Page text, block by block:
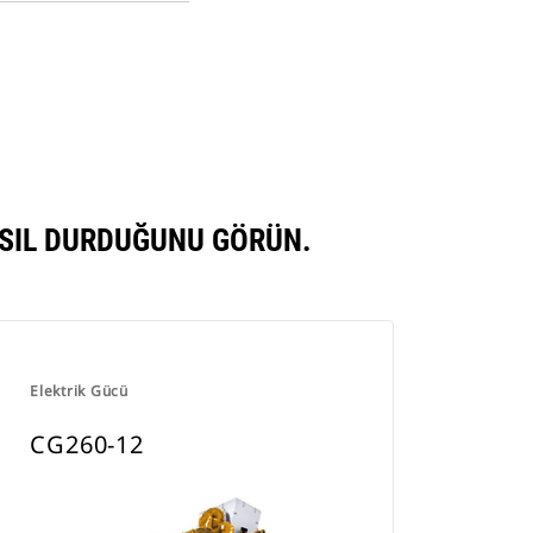
DURDUĞUNU GÖRÜN.
Elektrik Gücü
CG260-12